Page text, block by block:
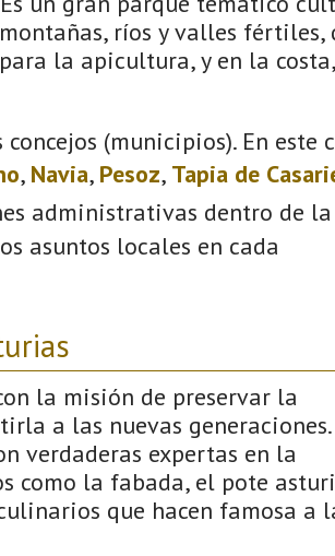
ríos y valles fértiles,
la apicultura, y en la costa,
(municipios). En este
, Navia, Pesoz, Tapia de
administrativas dentro de la
asuntos locales en cada
la misión de preservar la
a las nuevas generaciones.
verdaderas expertas en la
como la fabada, el pote
que hacen famosa a